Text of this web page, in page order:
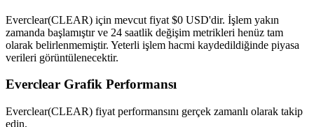
Teminat olarak USDT kullanan vadeli işlemler
Everclear(CLEAR) için mevcut fiyat $0 USD'dir. İşlem yakın
zamanda başlamıştır ve 24 saatlik değişim metrikleri henüz tam
olarak belirlenmemiştir. Yeterli işlem hacmi kaydedildiğinde piyasa
verileri görüntülenecektir.
Everclear Grafik Performansı
Everclear(CLEAR) fiyat performansını gerçek zamanlı olarak takip
edin.